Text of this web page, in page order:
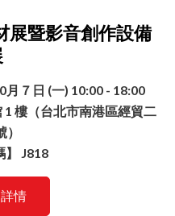
展暨影音創作設備
月７日 (一) 10:00 - 18:00
1 樓（台北市南港區經貿二
】 J818
情